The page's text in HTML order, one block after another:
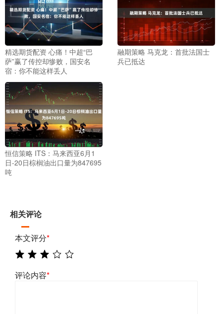
精选期货配资 心痛！中超“巴
萨”赢了传控却惨败，国安名
宿：你不能这样丢人
融期策略 马克龙：首批法国士
兵已抵达
恒信策略 ITS：马来西亚6月1
日-20日棕榈油出口量为847695
吨
相关评论
本文评分*
评论内容*